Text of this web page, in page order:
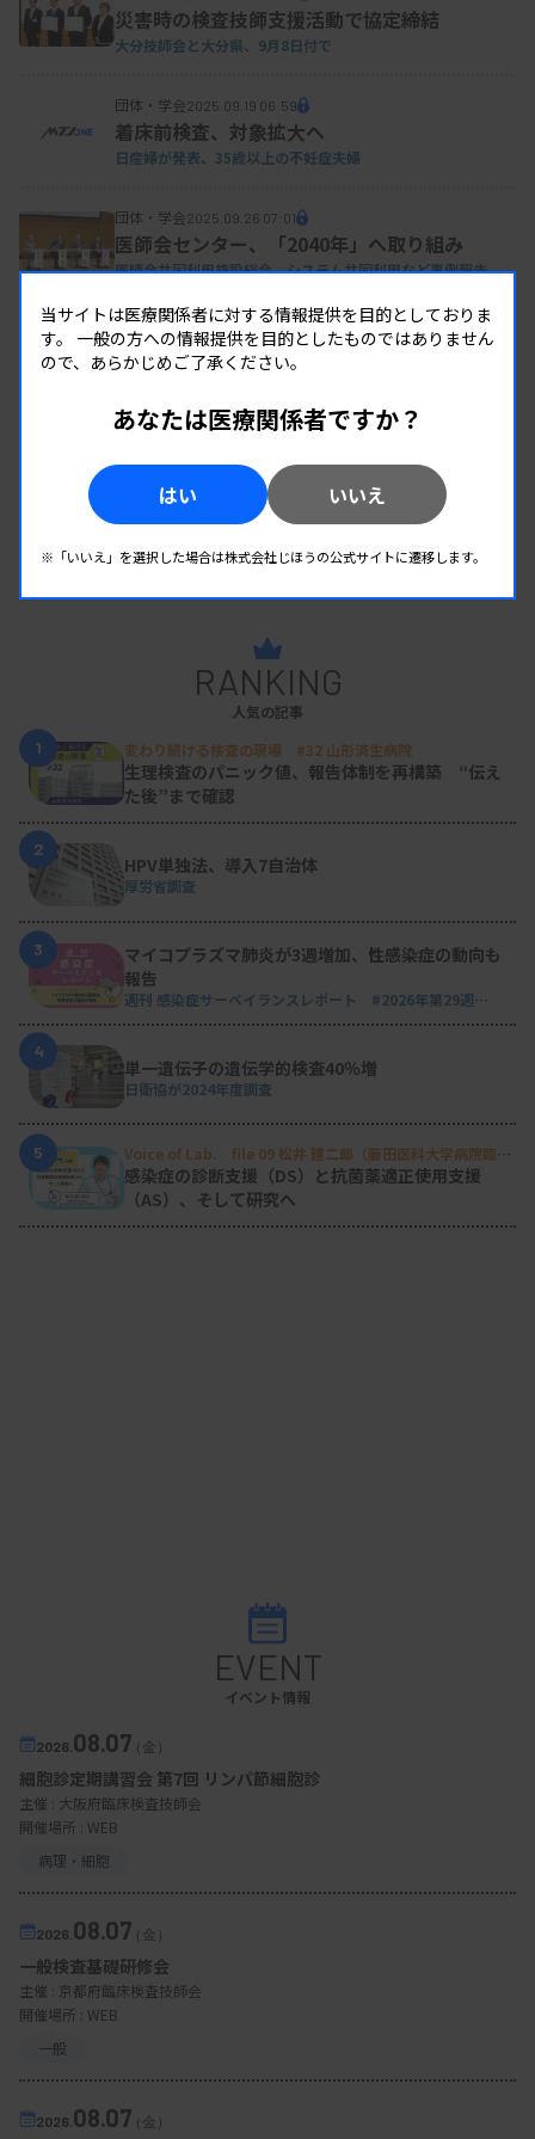
災害時の検査技師支援活動で協定締結
大分技師会と大分県、9月8日付で
団体・学会2025.09.19 06:59
着床前検査、対象拡大へ
日産婦が発表、35歳以上の不妊症夫婦
団体・学会2025.09.26 07:01
医師会センター、「2040年」へ取り組み
医師会共同利用施設総会、システム共同利用など事例報告
RANKING
人気の記事
1
変わり続ける検査の現場 #32 山形済生病院
生理検査のパニック値、報告体制を再構築 “伝え
た後”まで確認
2
HPV単独法、導入7自治体
厚労省調査
3
マイコプラズマ肺炎が3週増加、性感染症の動向も
報告
週刊 感染症サーベイランスレポート #2026年第29週
4
単一遺伝子の遺伝学的検査40％増
日衛協が2024年度調査
5
Voice of Lab. file 09 松井 建二郎（藤田医科大学病院臨床
検査部微生物遺伝子検査室）
感染症の診断支援（DS）と抗菌薬適正使用支援
（AS）、そして研究へ
EVENT
イベント情報
2026. 08.07（金）
細胞診定期講習会 第7回 リンパ節細胞診
主催 : 大阪府臨床検査技師会
開催場所 : WEB
病理・細胞
2026. 08.07（金）
一般検査基礎研修会
主催 : 京都府臨床検査技師会
開催場所 : WEB
一般
2026. 08.07（金）
当サイトは医療関係者に対する情報提供を目的としておりま
す。 一般の方への情報提供を目的としたものではありません
ので、あらかじめご了承ください。
あなたは医療関係者ですか？
はい いいえ
※「いいえ」を選択した場合は株式会社じほうの公式サイトに遷移します。